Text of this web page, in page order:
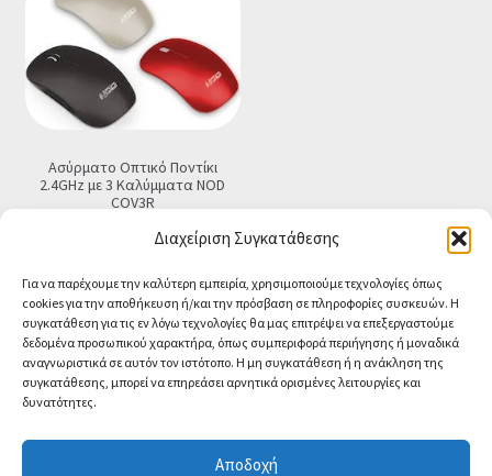
Διαχείριση Συγκατάθεσης
Για να παρέχουμε την καλύτερη εμπειρία, χρησιμοποιούμε τεχνολογίες όπως
cookies για την αποθήκευση ή/και την πρόσβαση σε πληροφορίες συσκευών. Η
συγκατάθεση για τις εν λόγω τεχνολογίες θα μας επιτρέψει να επεξεργαστούμε
δεδομένα προσωπικού χαρακτήρα, όπως συμπεριφορά περιήγησης ή μοναδικά
αναγνωριστικά σε αυτόν τον ιστότοπο. Η μη συγκατάθεση ή η ανάκληση της
συγκατάθεσης, μπορεί να επηρεάσει αρνητικά ορισμένες λειτουργίες και
δυνατότητες.
Αποδοχή
Ασύρματο Οπτικό Ποντίκι
2.4GHz με 3 Καλύμματα NOD
COV3R
Τελική τιμή
Προσθήκη στο καλάθι
© CA-MICROLAND 2026
Papaki Managed WordPress with